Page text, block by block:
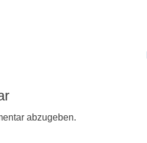
abzugeben.